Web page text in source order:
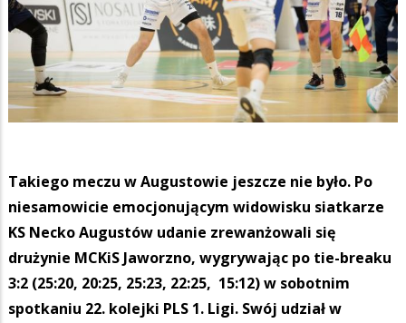
Takiego meczu w Augustowie jeszcze nie było. Po
niesamowicie emocjonującym widowisku siatkarze
KS Necko Augustów udanie zrewanżowali się
drużynie MCKiS Jaworzno, wygrywając po tie-breaku
3:2 (25:20, 20:25, 25:23, 22:25, 15:12) w sobotnim
spotkaniu 22. kolejki PLS 1. Ligi. Swój udział w